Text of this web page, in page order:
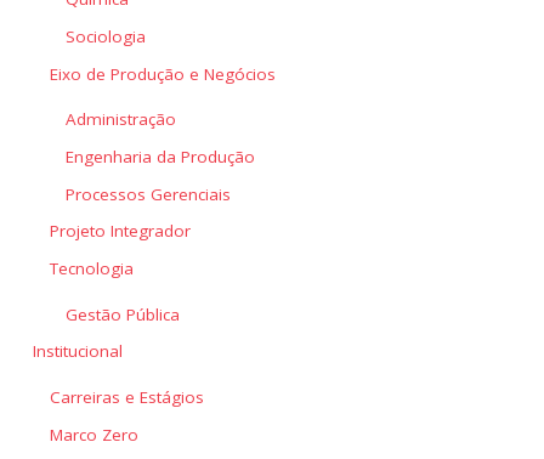
Sociologia
Eixo de Produção e Negócios
Administração
Engenharia da Produção
Processos Gerenciais
Projeto Integrador
Tecnologia
Gestão Pública
Institucional
Carreiras e Estágios
Marco Zero